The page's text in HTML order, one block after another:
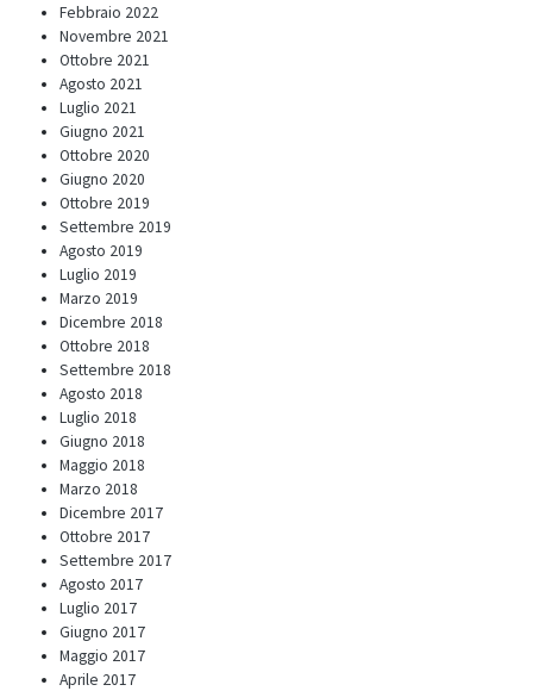
Febbraio 2022
Novembre 2021
Ottobre 2021
Agosto 2021
Luglio 2021
Giugno 2021
Ottobre 2020
Giugno 2020
Ottobre 2019
Settembre 2019
Agosto 2019
Luglio 2019
Marzo 2019
Dicembre 2018
Ottobre 2018
Settembre 2018
Agosto 2018
Luglio 2018
Giugno 2018
Maggio 2018
Marzo 2018
Dicembre 2017
Ottobre 2017
Settembre 2017
Agosto 2017
Luglio 2017
Giugno 2017
Maggio 2017
Aprile 2017